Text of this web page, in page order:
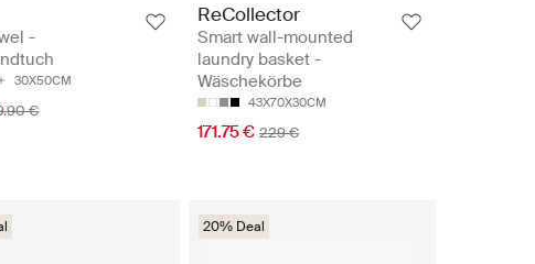
-
30X50CM
€
ReCollector
Smart wall-mounted
laundry basket -
Wäschekörbe
43X70X30CM
171.75 € 229 €
20% Deal